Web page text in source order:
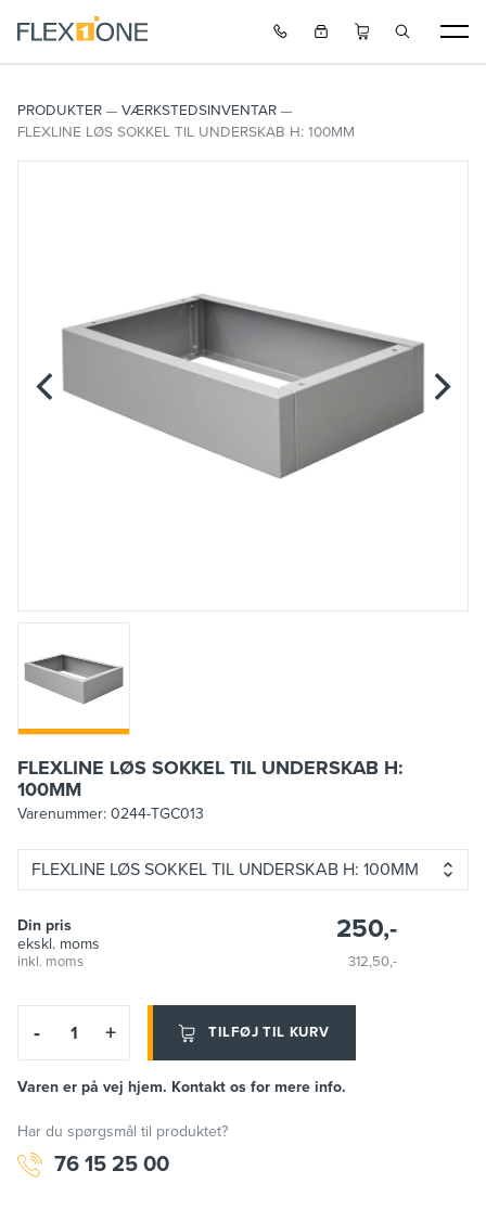
PRODUKTER
VÆRKSTEDSINVENTAR
FLEXLINE LØS SOKKEL TIL UNDERSKAB H: 100MM
FLEXLINE LØS SOKKEL TIL UNDERSKAB H:
100MM
Varenummer: 0244-TGC013
FLEXLINE LØS SOKKEL TIL UNDERSKAB H: 100MM
Din pris
ekskl. moms
250,-
inkl. moms 312,50,-
- + TILFØJ TIL KURV
Varen er på vej hjem. Kontakt os for mere info.
Har du spørgsmål til produktet?
76 15 25 00